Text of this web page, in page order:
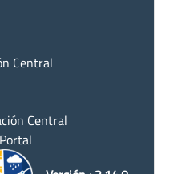
Central
Central